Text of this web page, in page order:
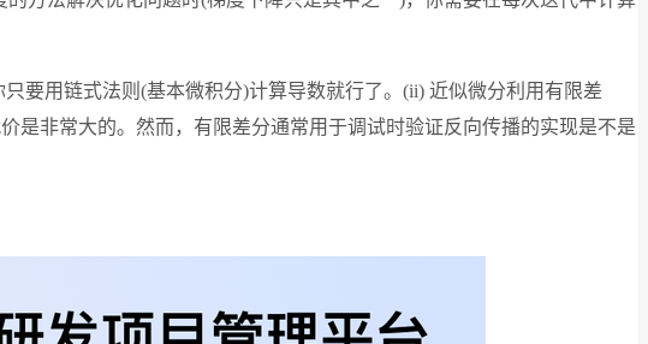
要用链式法则(基本微积分)计算导数就行了。(ii) 近似微分利用有限差
是非常大的。然而，有限差分通常用于调试时验证反向传播的实现是不是